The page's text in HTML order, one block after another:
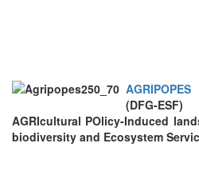
AGRIPOPES
(DFG-ESF)
AGRIcultural POlicy-Induced
biodiversity and Ecosystem S